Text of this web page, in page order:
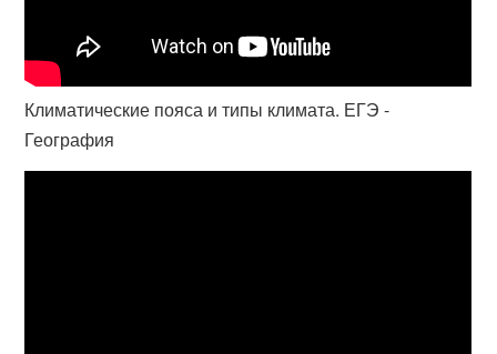
Климатические пояса и типы климата. ЕГЭ -
География